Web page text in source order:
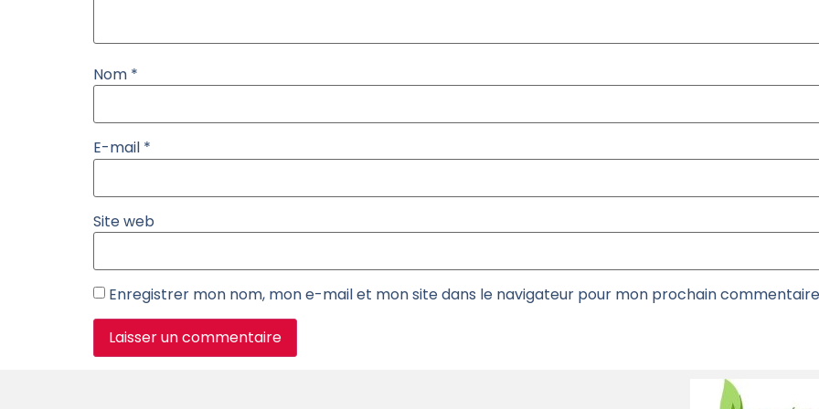
Nom *
E-mail *
Site web
Enregistrer mon nom, mon e-mail et mon site dans le navigateur pour mon prochain